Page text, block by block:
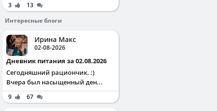
3
13
Интересные блоги
Ирина Макс
02-08-2026
Дневник питания за 02.08.2026
Сегодняшний рациончик. :)
Вчера был насыщенный ден...
9 67